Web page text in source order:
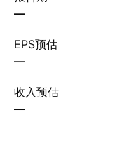
—
EPS预估
—
收入预估
—